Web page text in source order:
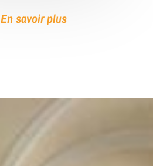
En savoir plus